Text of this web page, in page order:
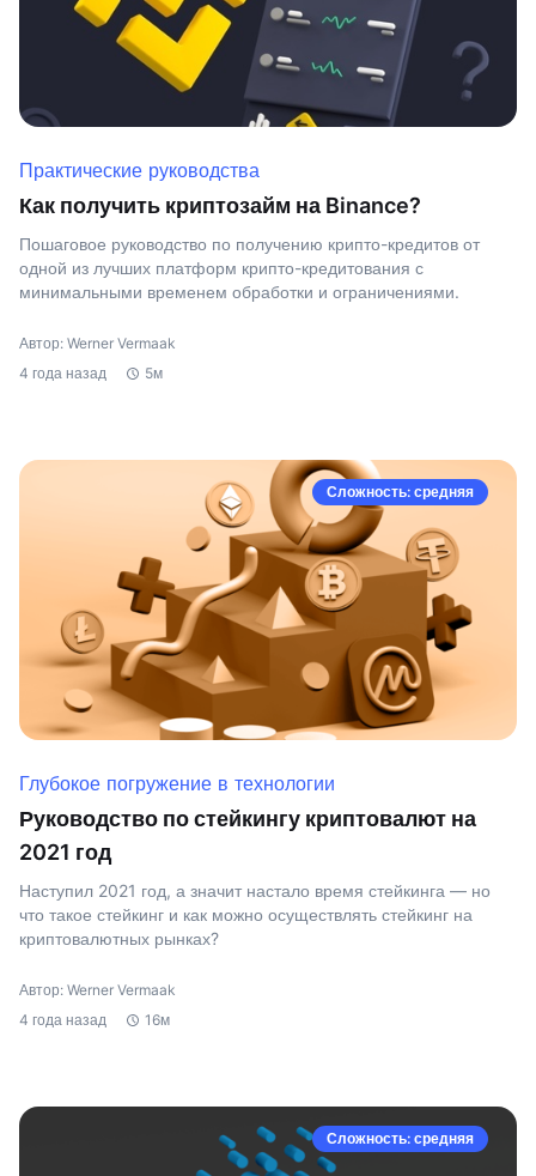
Практические руководства
Как получить криптозайм на Binance?
Пошаговое руководство по получению крипто-кредитов от
одной из лучших платформ крипто-кредитования с
минимальными временем обработки и ограничениями.
Автор: Werner Vermaak
4 года назад
5м
Сложность: средняя
Глубокое погружение в технологии
Руководство по стейкингу криптовалют на
2021 год
Наступил 2021 год, а значит настало время стейкинга — но
что такое стейкинг и как можно осуществлять стейкинг на
криптовалютных рынках?
Автор: Werner Vermaak
4 года назад
16м
Сложность: средняя